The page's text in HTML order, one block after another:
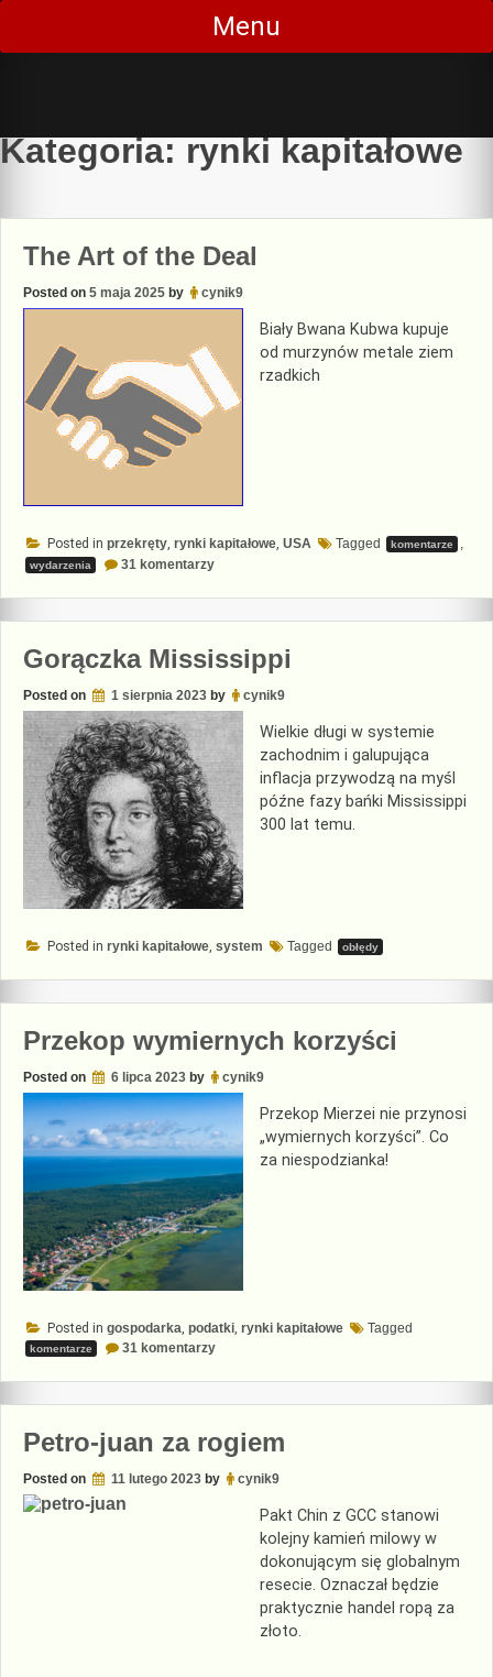
Skip
content
Menu
Kategoria:rynki kapitałowe
The Art of the Deal
Posted on 5 maja 2025 by cynik9
Biały Bwana Kubwa kupuje
od murzynów metale ziem
rzadkich
Posted in przekręty, rynki kapitałowe, USA Tagged komentarze ,
wydarzenia 31 komentarzydo
the
Gorączka Mississippi
Posted on 1 sierpnia 2023 by cynik9
Wielkie długi w systemie
zachodnim i galupująca
inflacja przywodzą na myśl
późne fazy bańki Mississippi
300 lat temu.
Posted in rynki kapitałowe, system Tagged obłędy
Przekop wymiernych korzyści
Posted on 6 lipca 2023 by cynik9
Przekop Mierzei nie przynosi
„wymiernych korzyści”. Co
za niespodzianka!
Posted in gospodarka, podatki, rynki kapitałowe Tagged
komentarze 31 komentarzydo
Petro-juan za rogiem
Posted on 11 lutego 2023 by cynik9
Pakt Chin z GCC stanowi
kolejny kamień milowy w
dokonującym się globalnym
resecie. Oznaczał będzie
praktycznie handel ropą za
złoto.